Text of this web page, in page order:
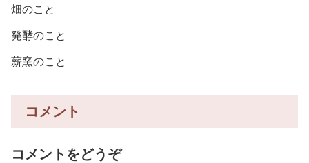
畑のこと
発酵のこと
薪窯のこと
コメント
コメントをどうぞ